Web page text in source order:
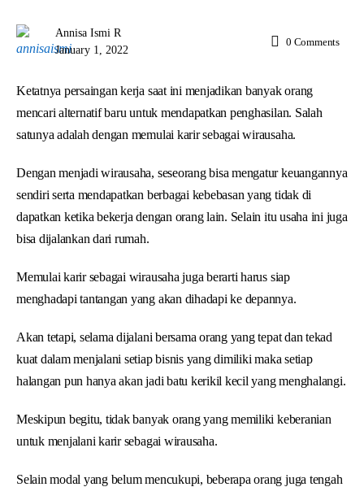
Annisa Ismi R
January 1, 2022
0 Comments
Ketatnya persaingan kerja saat ini menjadikan banyak orang
mencari alternatif baru untuk mendapatkan penghasilan. Salah
satunya adalah dengan memulai karir sebagai wirausaha.
Dengan menjadi wirausaha, seseorang bisa mengatur keuangannya
sendiri serta mendapatkan berbagai kebebasan yang tidak di
dapatkan ketika bekerja dengan orang lain. Selain itu usaha ini juga
bisa dijalankan dari rumah.
Memulai karir sebagai wirausaha juga berarti harus siap
menghadapi tantangan yang akan dihadapi ke depannya.
Akan tetapi, selama dijalani bersama orang yang tepat dan tekad
kuat dalam menjalani setiap bisnis yang dimiliki maka setiap
halangan pun hanya akan jadi batu kerikil kecil yang menghalangi.
Meskipun begitu, tidak banyak orang yang memiliki keberanian
untuk menjalani karir sebagai wirausaha.
Selain modal yang belum mencukupi, beberapa orang juga tengah